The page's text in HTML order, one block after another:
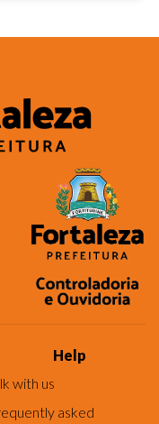
Help
with us
asked